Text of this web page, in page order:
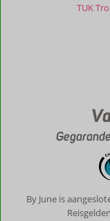
TUK
By June is